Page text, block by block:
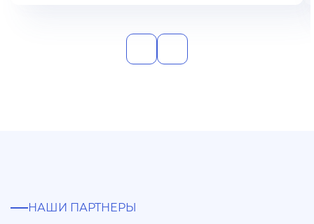
НАШИ ПАРТНЕРЫ